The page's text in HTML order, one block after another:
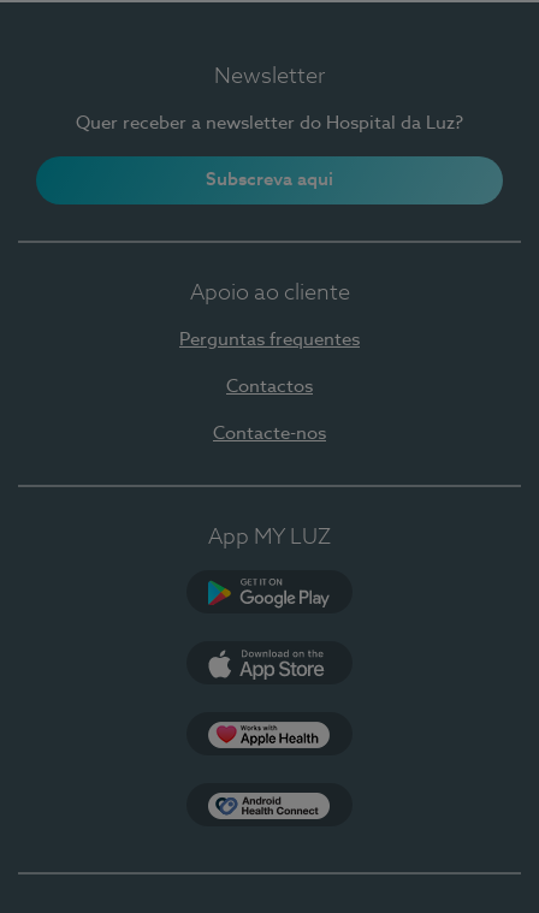
Newsletter
Quer receber a newsletter do Hospital da Luz?
Subscreva aqui
Apoio ao cliente
Perguntas frequentes
Contactos
Contacte-nos
App MY LUZ